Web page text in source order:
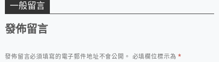
一般留言
發佈留言
發佈留言必須填寫的電子郵件地址不會公開。 必填欄位標示為*